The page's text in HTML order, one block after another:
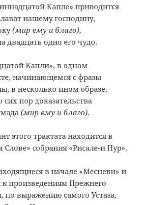
Капле» приводится
нашему господину,
(мир ему и благо),
двадцать одно его чудо.
Капли», в одном
начинающемся с фразы
в несколько ином образе,
пор доказательства
(мир ему и благо).
этого трактата находится в
Слове» собрания «Рисале-и Нур».
в начале «Месневи» и
к произведениям Прежнего
по выражению самого Устаза,